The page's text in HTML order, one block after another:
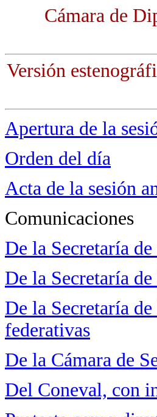
Cámara de
Versión
Apertura de la
Orden del día
Acta de la sesión
Comunicaciones
De la Secretaría
De la Secretaría
De la Secretaría
federativas
De la Cámara de
Del Coneval, con